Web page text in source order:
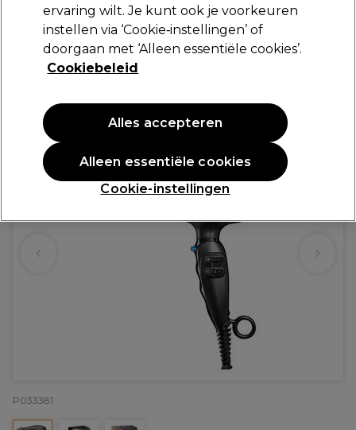
BaByliss PRO Föhn Levante Ionic 2100W
BAB6950IE
(1
P033381
ervaring wilt. Je kunt ook je voorkeuren
instellen via ‘Cookie‑instellingen’ of
doorgaan met ‘Alleen essentiële cookies’.
Cookiebeleid
Cookie-instellingen
Alleen essentiële cookies
Alles accepteren